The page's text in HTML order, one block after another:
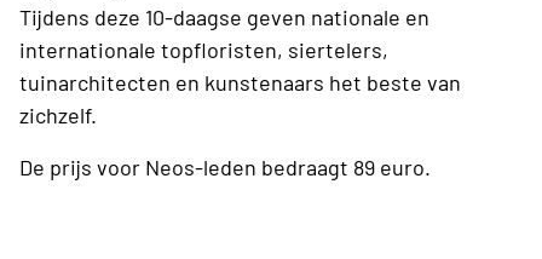
Tijdens deze 10-daagse geven nationale en
internationale topfloristen, siertelers,
tuinarchitecten en kunstenaars het beste van
zichzelf.
De prijs voor Neos-leden bedraagt 89 euro.